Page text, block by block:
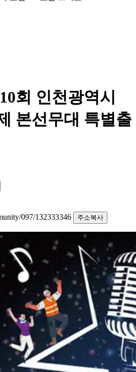
회 인천광역시
본선무대 특별출
097/132333346
주소복사